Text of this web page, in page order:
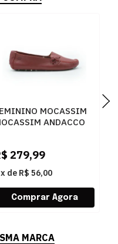
MOCASSIM
ANDACCO
279,99
x de R$ 56,00
MARCA